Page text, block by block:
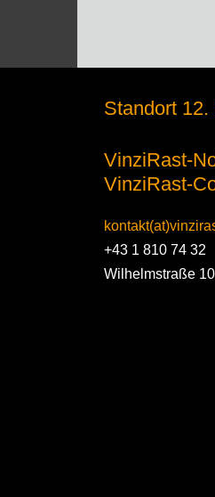
Standort 12.
VinziRast-
VinziRast-
+43 1 810 74 32
Wilhelmstraße